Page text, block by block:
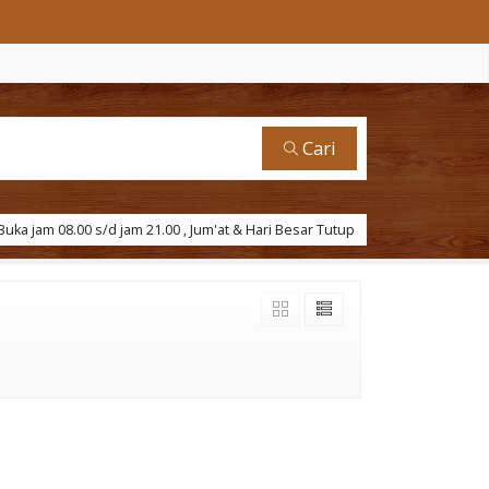
Cari
jam 08.00 s/d jam 21.00 , Jum'at & Hari Besar Tutup